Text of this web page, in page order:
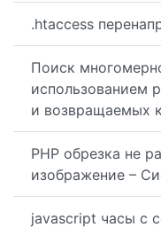
.htaccess
Поиск
использованием
и возвращаемых
PHP обрезка не
изображение –
javascript часы с